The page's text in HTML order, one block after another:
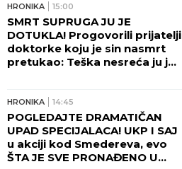
HRONIKA 15:00
SMRT SUPRUGA JU JE
DOTUKLA! Progovorili prijatelji
doktorke koju je sin nasmrt
pretukao: Teška nesreća ju je
HRONIKA 14:45
POGLEDAJTE DRAMATIČAN
UPAD SPECIJALACA! UKP I SAJ
u akciji kod Smedereva, evo
ŠTA JE SVE PRONAĐENO U